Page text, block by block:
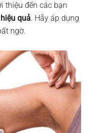
thiệu đến các bạn
quả. Hãy áp dụng
ngờ.